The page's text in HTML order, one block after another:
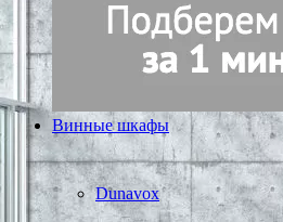
Винные шкафы
Dunavox